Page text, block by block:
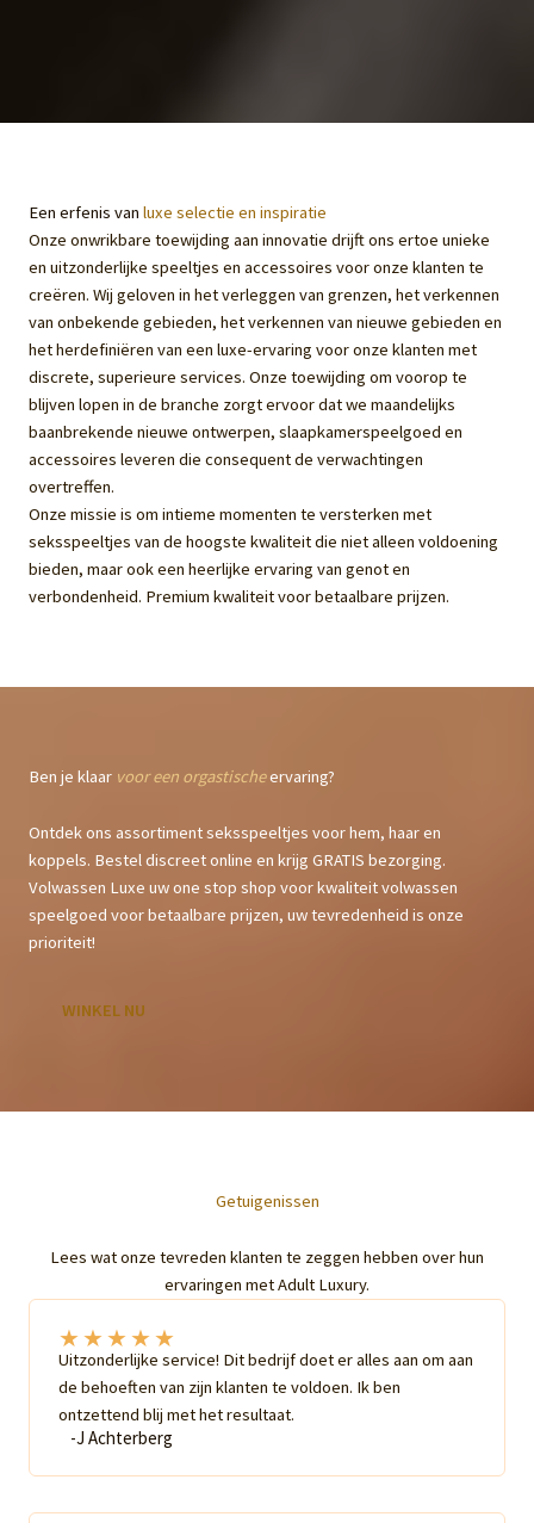
Een erfenis van luxe selectie en inspiratie
Onze onwrikbare toewijding aan innovatie drijft ons ertoe unieke
en uitzonderlijke speeltjes en accessoires voor onze klanten te
creëren. Wij geloven in het verleggen van grenzen, het verkennen
van onbekende gebieden, het verkennen van nieuwe gebieden en
het herdefiniëren van een luxe-ervaring voor onze klanten met
discrete, superieure services. Onze toewijding om voorop te
blijven lopen in de branche zorgt ervoor dat we maandelijks
baanbrekende nieuwe ontwerpen, slaapkamerspeelgoed en
accessoires leveren die consequent de verwachtingen
overtreffen.
Onze missie is om intieme momenten te versterken met
seksspeeltjes van de hoogste kwaliteit die niet alleen voldoening
bieden, maar ook een heerlijke ervaring van genot en
verbondenheid. Premium kwaliteit voor betaalbare prijzen.
Ben je klaar voor een orgastischeervaring?
Ontdek ons assortiment seksspeeltjes voor hem, haar en
koppels. Bestel discreet online en krijg GRATIS bezorging.
Volwassen Luxe uw one stop shop voor kwaliteit volwassen
speelgoed voor betaalbare prijzen, uw tevredenheid is onze
prioriteit!
WINKEL NU
Getuigenissen
Lees wat onze tevreden klanten te zeggen hebben over hun
ervaringen met Adult Luxury.
★★★★★
Uitzonderlijke service! Dit bedrijf doet er alles aan om aan
de behoeften van zijn klanten te voldoen. Ik ben
ontzettend blij met het resultaat.
-J Achterberg